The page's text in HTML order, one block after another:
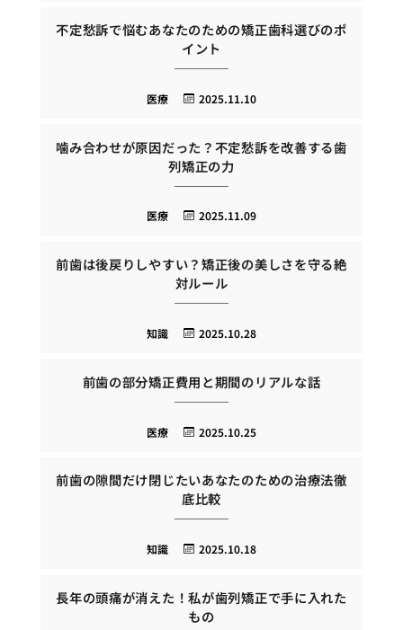
不定愁訴で悩むあなたのための矯正歯科選びのポ
イント
2025.11.10
医療
噛み合わせが原因だった？不定愁訴を改善する歯
列矯正の力
2025.11.09
医療
前歯は後戻りしやすい？矯正後の美しさを守る絶
対ルール
2025.10.28
知識
前歯の部分矯正費用と期間のリアルな話
2025.10.25
医療
前歯の隙間だけ閉じたいあなたのための治療法徹
底比較
2025.10.18
知識
長年の頭痛が消えた！私が歯列矯正で手に入れた
もの